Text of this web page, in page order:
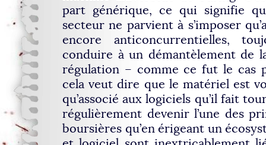
part générique, ce qui signifie
secteur ne parvient à s’imposer
encore anticoncurrentielles,
conduire à un démantèlement de
régulation – comme ce fut le cas
cela veut dire que le matériel est
qu’associé aux logiciels qu’il fait
régulièrement devenir l’une des
boursières qu’en érigeant un